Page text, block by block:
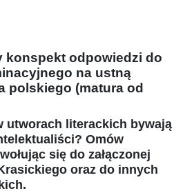
konspekt odpowiedzi do
na ustną
polskiego (matura od
utworach literackich bywają
Omów
się do załączonej
oraz do innych